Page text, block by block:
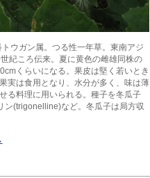
ウガン属。つる性一年草。東南アジ
紀ころ伝来。夏に黄色の雌雄同株の
くらいになる。果皮は堅く若いとき
実は食用となり、水分が多く、味は薄
る料理に用いられる。種子を冬瓜子
ン(trigonelline)など。冬瓜子は局方収